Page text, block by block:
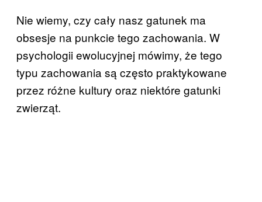
Nie wiemy, czy cały nasz gatunek ma
obsesje na punkcie tego zachowania. W
psychologii ewolucyjnej mówimy, że tego
typu zachowania są często praktykowane
przez różne kultury oraz niektóre gatunki
zwierząt.